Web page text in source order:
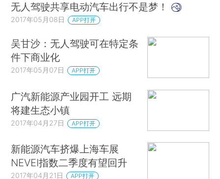
无人驾驶共享电动汽车出行不是梦！
2017年05月08日 APP打开
吴甘沙：无人驾驶可在特定条
件下商业化
2017年05月07日 APP打开
广汽新能源产业园开工 远期
将建生态小镇
2017年04月27日 APP打开
新能源汽车挤爆上海车展
NEVEI指数二季度有望回升
2017年04月21日 APP打开